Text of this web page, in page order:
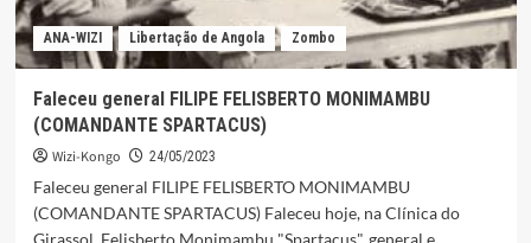
MADEIRA
ANA-WIZI Libertação de Angola Zombo
Faleceu general FILIPE FELISBERTO MONIMAMBU
(COMANDANTE SPARTACUS)
Wizi-Kongo 24/05/2023
Faleceu general FILIPE FELISBERTO MONIMAMBU
(COMANDANTE SPARTACUS) Faleceu hoje, na Clínica do